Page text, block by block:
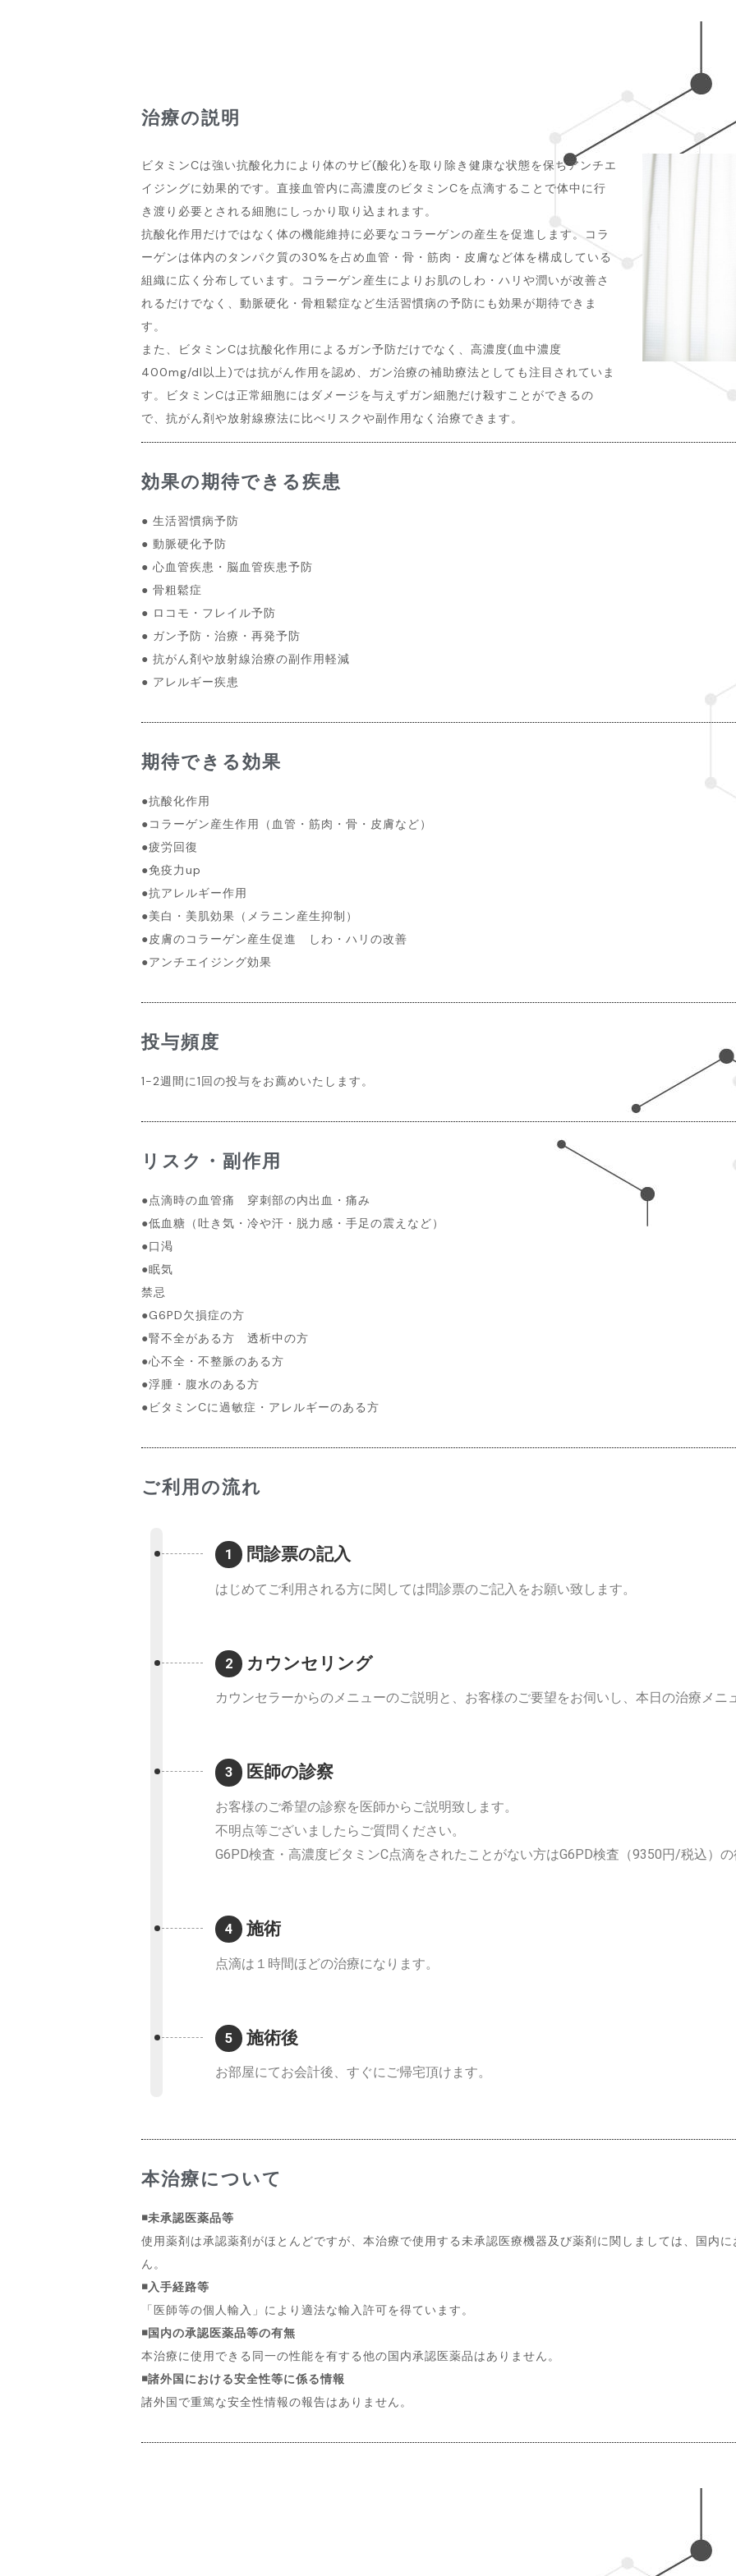
治療の説明
ビタミンCは強い抗酸化力により体のサビ(酸化)を取り除き健康な状態を保ちアンチエ
イジングに効果的です。直接血管内に高濃度のビタミンCを点滴することで体中に行
き渡り必要とされる細胞にしっかり取り込まれます。
抗酸化作用だけではなく体の機能維持に必要なコラーゲンの産生を促進します。コラ
ーゲンは体内のタンパク質の30%を占め血管・骨・筋肉・皮膚など体を構成している
組織に広く分布しています。コラーゲン産生によりお肌のしわ・ハリや潤いが改善さ
れるだけでなく、動脈硬化・骨粗鬆症など生活習慣病の予防にも効果が期待できま
す。
また、ビタミンCは抗酸化作用によるガン予防だけでなく、高濃度(血中濃度
400mg/dl以上)では抗がん作用を認め、ガン治療の補助療法としても注目されていま
す。ビタミンCは正常細胞にはダメージを与えずガン細胞だけ殺すことができるの
で、抗がん剤や放射線療法に比べリスクや副作用なく治療できます。
効果の期待できる疾患
● 生活習慣病予防
● 動脈硬化予防
● 心血管疾患・脳血管疾患予防
● 骨粗鬆症
● ロコモ・フレイル予防
● ガン予防・治療・再発予防
● 抗がん剤や放射線治療の副作用軽減
● アレルギー疾患
期待できる効果
●抗酸化作用
●コラーゲン産生作用（血管・筋肉・骨・皮膚など）
●疲労回復
●免疫力up
●抗アレルギー作用
●美白・美肌効果（メラニン産生抑制）
●皮膚のコラーゲン産生促進 しわ・ハリの改善
●アンチエイジング効果
投与頻度
1-2週間に1回の投与をお薦めいたします。
リスク・副作用
●点滴時の血管痛 穿刺部の内出血・痛み
●低血糖（吐き気・冷や汗・脱力感・手足の震えなど）
●口渇
●眠気
禁忌
●G6PD欠損症の方
●腎不全がある方 透析中の方
●心不全・不整脈のある方
●浮腫・腹水のある方
●ビタミンCに過敏症・アレルギーのある方
ご利用の流れ
1 問診票の記入
はじめてご利用される方に関しては問診票のご記入をお願い致します。
2 カウンセリング
カウンセラーからのメニューのご説明と、お客様のご要望をお伺いし、本日の治療メニ
3 医師の診察
お客様のご希望の診察を医師からご説明致します。
不明点等ございましたらご質問ください。
G6PD検査・高濃度ビタミンC点滴をされたことがない方はG6PD検査（9350円/税込）の
4 施術
点滴は１時間ほどの治療になります。
5 施術後
お部屋にてお会計後、すぐにご帰宅頂けます。
本治療について
◾️未承認医薬品等
使用薬剤は承認薬剤がほとんどですが、本治療で使用する未承認医療機器及び薬剤に関しましては、国内
ん。
◾️入手経路等
「医師等の個人輸入」により適法な輸入許可を得ています。
◾️国内の承認医薬品等の有無
本治療に使用できる同一の性能を有する他の国内承認医薬品はありません。
◾️諸外国における安全性等に係る情報
諸外国で重篤な安全性情報の報告はありません。